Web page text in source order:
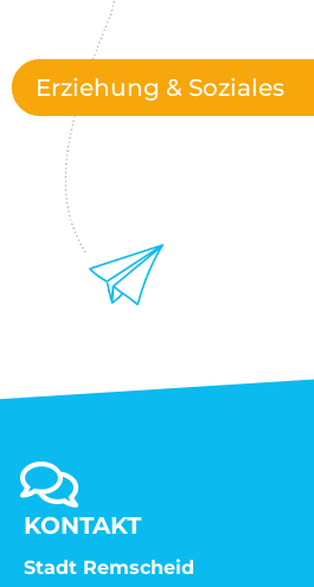
Erziehung & Soziales
KONTAKT
Stadt Remscheid